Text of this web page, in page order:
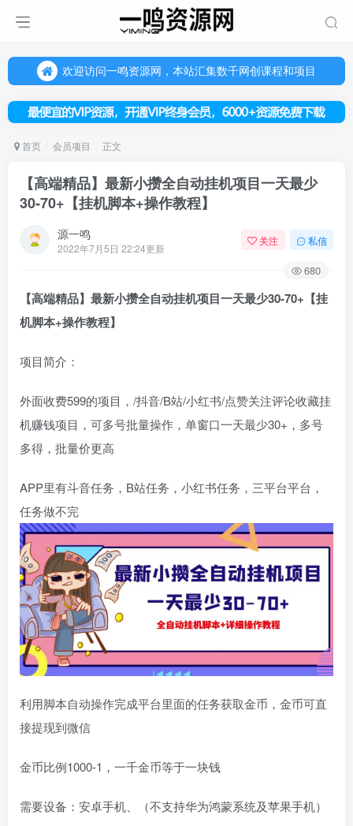
欢迎访问一鸣资源网，本站汇集数千网创课程和项目
欢迎访问一鸣资源网，本站汇集数千网创课程和项目
首页 会员项目 正文
【高端精品】最新小攒全自动挂机项目一天最少
30-70+【挂机脚本+操作教程】
源一鸣
2022年7月5日 22:24更新
关注 私信
680
【高端精品】最新小攒全自动挂机项目一天最少30-70+【挂
机脚本+操作教程】
项目简介：
外面收费599的项目，/抖音/B站/小红书/点赞关注评论收藏挂
机赚钱项目，可多号批量操作，单窗口一天最少30+，多号
多得，批量价更高
APP里有斗音任务，B站任务，小红书任务，三平台平台，
任务做不完
利用脚本自动操作完成平台里面的任务获取金币，金币可直
接提现到微信
金币比例1000-1，一千金币等于一块钱
需要设备：安卓手机、（不支持华为鸿蒙系统及苹果手机）